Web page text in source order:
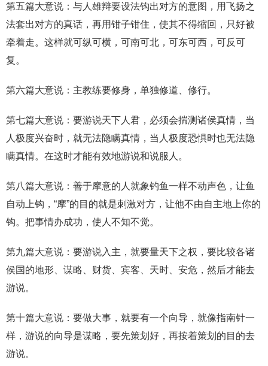
第五篇大意说：与人雄辩要设法钩出对方的意图，用飞扬之
法套出对方的真话，再用钳子钳住，使其不得缩回，只好被
牵着走。这样就可纵可横，可南可北，可东可西，可反可
复。
第六篇大意说：主教练要修身，单独修道、修行。
第七篇大意说：要游说天下人君，必须会揣测诸侯真情，当
人极度兴奋时，就无法隐瞒真情，当人极度恐惧时也无法隐
瞒真情。在这时才能有效地游说和说服人。
第八篇大意说：善于摩意的人就象钓鱼一样不动声色，让鱼
自动上钩，“摩”的目的就是刺激对方，让他不由自主地上你的
钩。把事情办成功，使人不知不觉。
第九篇大意说：要游说入主，就要量天下之权，要比较各诸
侯国的地形、谋略、财货、宾客、天时、安危，然后才能去
游说。
第十篇大意说：要做大事，就要有一个向导，就像指南针一
样，游说的向导是谋略，要先策划好，再按着策划的目的去
游说。